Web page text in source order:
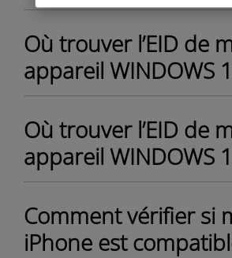
Où trouver l’EID de
appareil WINDOWS
Où trouver l’EID de
appareil WINDOWS
Comment vérifier si
iPhone est